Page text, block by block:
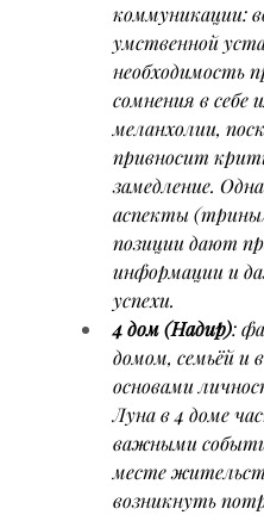
коммуникации:
умственной
необходимость
сомнения в себе
меланхолии,
привносит
замедление.
аспекты
позиции дают
информации и
успехи.
4 дом (Надир):
домом, семьёй и
основами
Луна в 4 доме
важными
месте
возникнуть